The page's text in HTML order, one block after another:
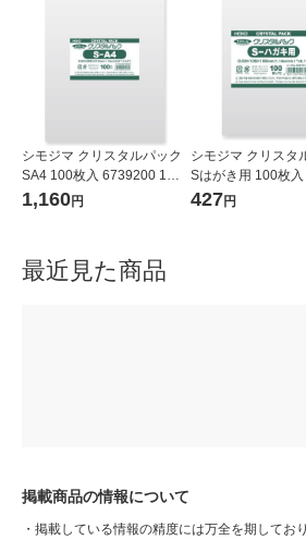
シモジマ クリスタルパック
SA4 100枚入 6739200 1袋
(100枚入)
1,160円
シモジマ クリスタ
Sはがき用 100枚
0 1袋(100枚入)
427円
最近見た商品
掲載商品の情報について
・ 掲載している情報の精度には万全を期してお